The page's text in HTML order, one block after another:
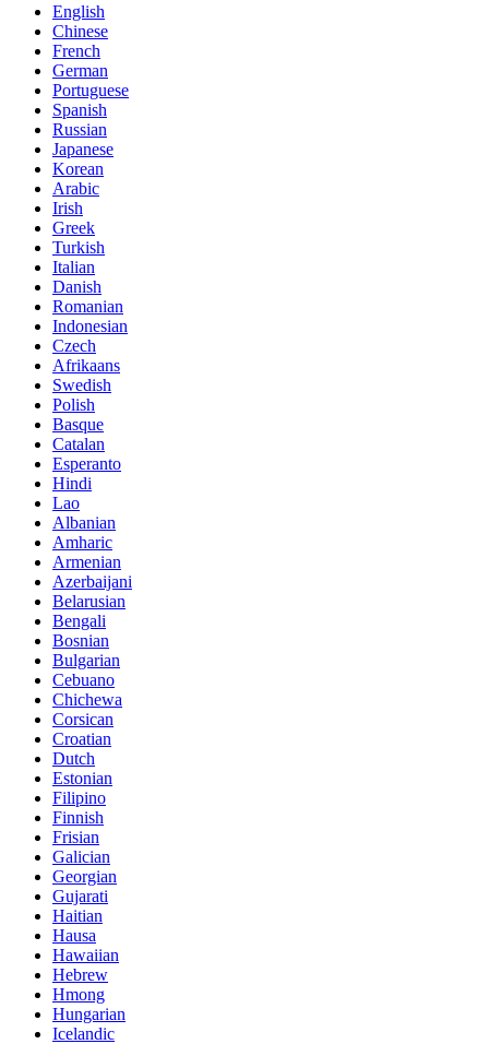
English
Chinese
French
German
Portuguese
Spanish
Russian
Japanese
Korean
Arabic
Irish
Greek
Turkish
Italian
Danish
Romanian
Indonesian
Czech
Afrikaans
Swedish
Polish
Basque
Catalan
Esperanto
Hindi
Lao
Albanian
Amharic
Armenian
Azerbaijani
Belarusian
Bengali
Bosnian
Bulgarian
Cebuano
Chichewa
Corsican
Croatian
Dutch
Estonian
Filipino
Finnish
Frisian
Galician
Georgian
Gujarati
Haitian
Hausa
Hawaiian
Hebrew
Hmong
Hungarian
Icelandic